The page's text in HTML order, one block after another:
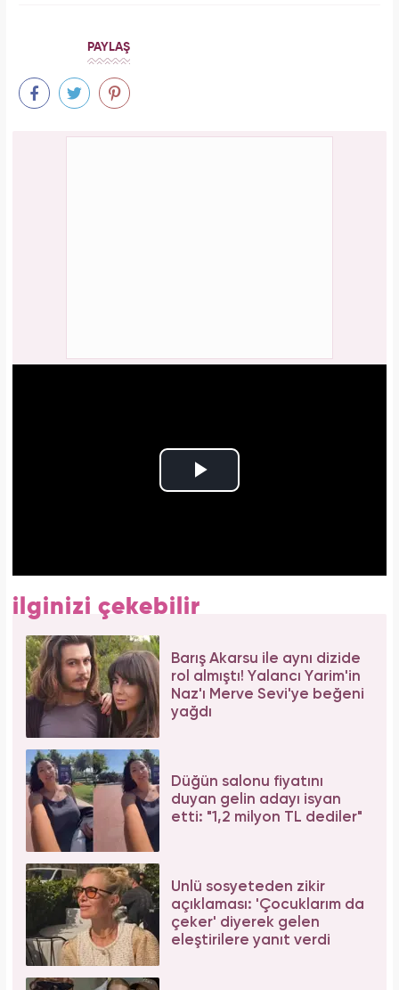
PAYLAŞ
ilginizi çekebilir
Barış Akarsu ile aynı dizide
rol almıştı! Yalancı Yarim'in
Naz'ı Merve Sevi'ye beğeni
yağdı
Düğün salonu fiyatını
duyan gelin adayı isyan
etti: "1,2 milyon TL dediler"
Ünlü sosyeteden zikir
açıklaması: 'Çocuklarım da
çeker' diyerek gelen
eleştirilere yanıt verdi